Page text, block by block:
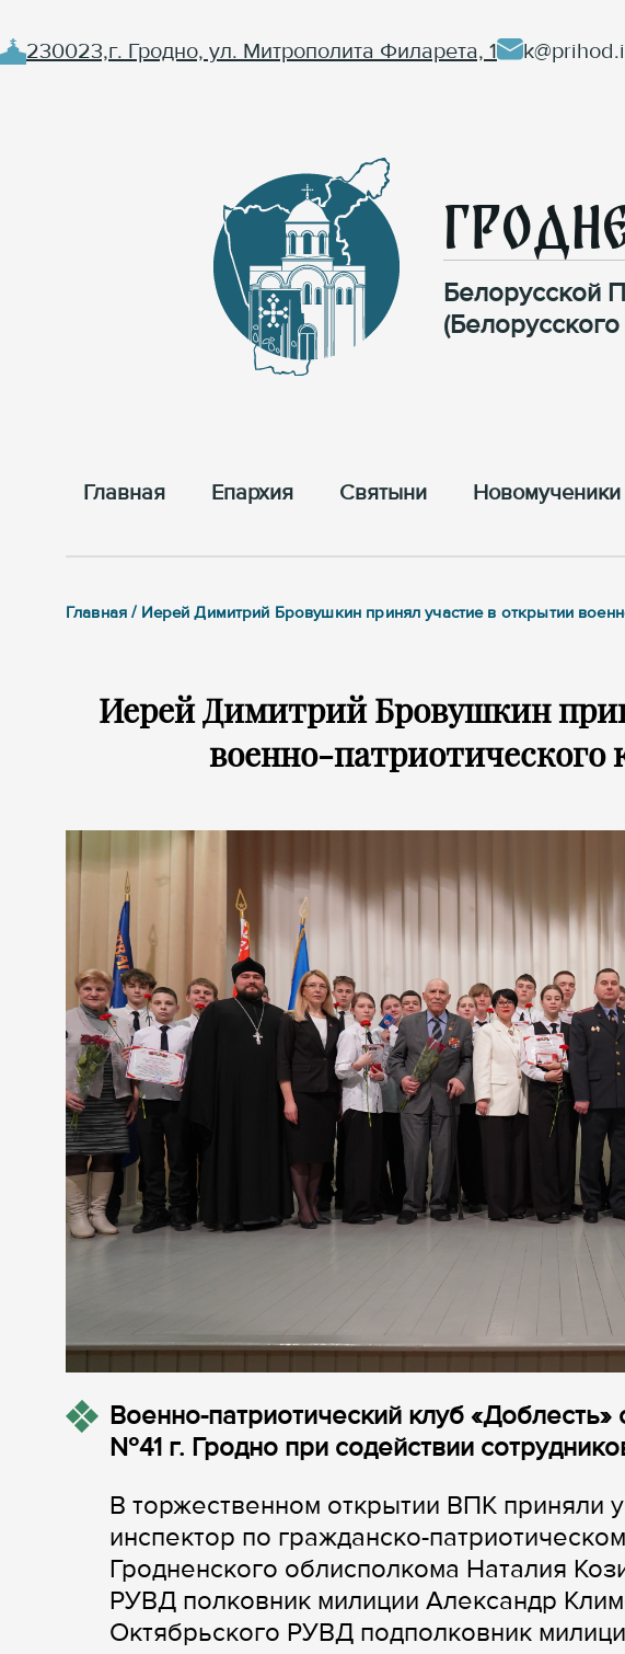
230023,г. Гродно, ул. Митрополита Филарета, 1
Белорусской
Главная Епархия Cвятыни Новомученики
Главная / Иерей Димитрий Бровушкин принял участие в открытии
Иерей Димитрий Бровушкин
военно-патриотического
Военно-патриотический клуб
№41 г. Гродно при содействии
В торжественном открытии ВПК приняли
инспектор по гражданско-
Гродненского облисполкома Наталия
РУВД полковник милиции Александр
Октябрьского РУВД подполковник